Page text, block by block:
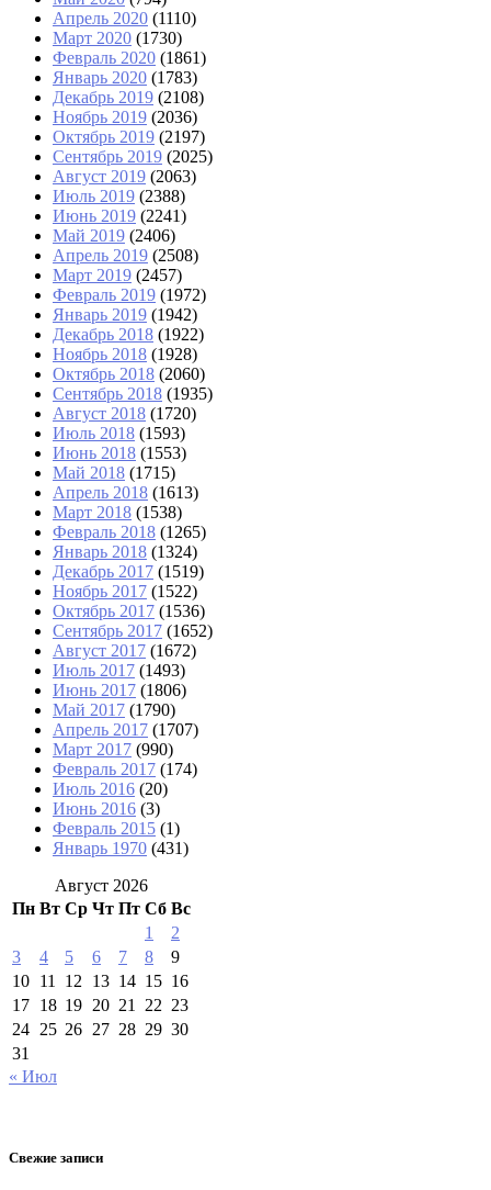
Апрель 2020 (1110)
Март 2020 (1730)
Февраль 2020 (1861)
Январь 2020 (1783)
Декабрь 2019 (2108)
Ноябрь 2019 (2036)
Октябрь 2019 (2197)
Сентябрь 2019 (2025)
Август 2019 (2063)
Июль 2019 (2388)
Июнь 2019 (2241)
Май 2019 (2406)
Апрель 2019 (2508)
Март 2019 (2457)
Февраль 2019 (1972)
Январь 2019 (1942)
Декабрь 2018 (1922)
Ноябрь 2018 (1928)
Октябрь 2018 (2060)
Сентябрь 2018 (1935)
Август 2018 (1720)
Июль 2018 (1593)
Июнь 2018 (1553)
Май 2018 (1715)
Апрель 2018 (1613)
Март 2018 (1538)
Февраль 2018 (1265)
Январь 2018 (1324)
Декабрь 2017 (1519)
Ноябрь 2017 (1522)
Октябрь 2017 (1536)
Сентябрь 2017 (1652)
Август 2017 (1672)
Июль 2017 (1493)
Июнь 2017 (1806)
Май 2017 (1790)
Апрель 2017 (1707)
Март 2017 (990)
Февраль 2017 (174)
Июль 2016 (20)
Июнь 2016 (3)
Февраль 2015 (1)
Январь 1970 (431)
Август 2026
Пн Вт Ср Чт Пт Сб Вс
1
2
3
4 5 6 7 8
9
10 11 12 13 14 15 16
17 18 19 20 21 22 23
24 25 26 27 28 29 30
31
« Июл
Свежие записи